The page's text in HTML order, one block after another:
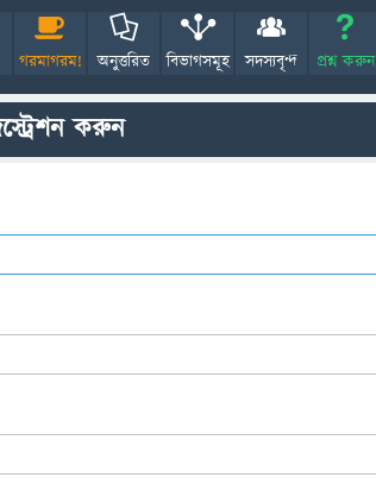
গরমাগরম! অনুত্তরিত বিভাগসমূহ সদস্যবৃন্দ প্রশ্ন করুন
করুন